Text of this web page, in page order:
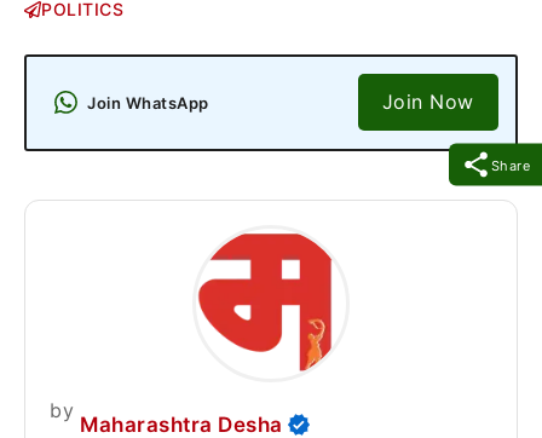
Share
POLITICS
Join WhatsApp Join Now
by
Maharashtra Desha